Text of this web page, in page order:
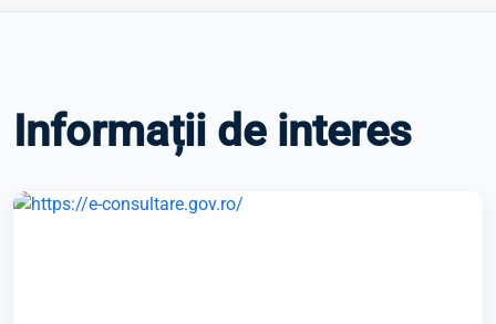
Informații de interes